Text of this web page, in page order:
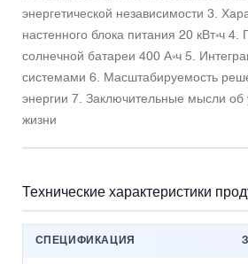
энергетической независимости 3.
настенного блока питания 20 кВт·ч
солнечной батареи 400 А·ч 5.
системами 6. Масштабируемость
энергии 7. Заключительные мысли об
жизни
Технические характеристики
СПЕЦИФИКАЦИЯ